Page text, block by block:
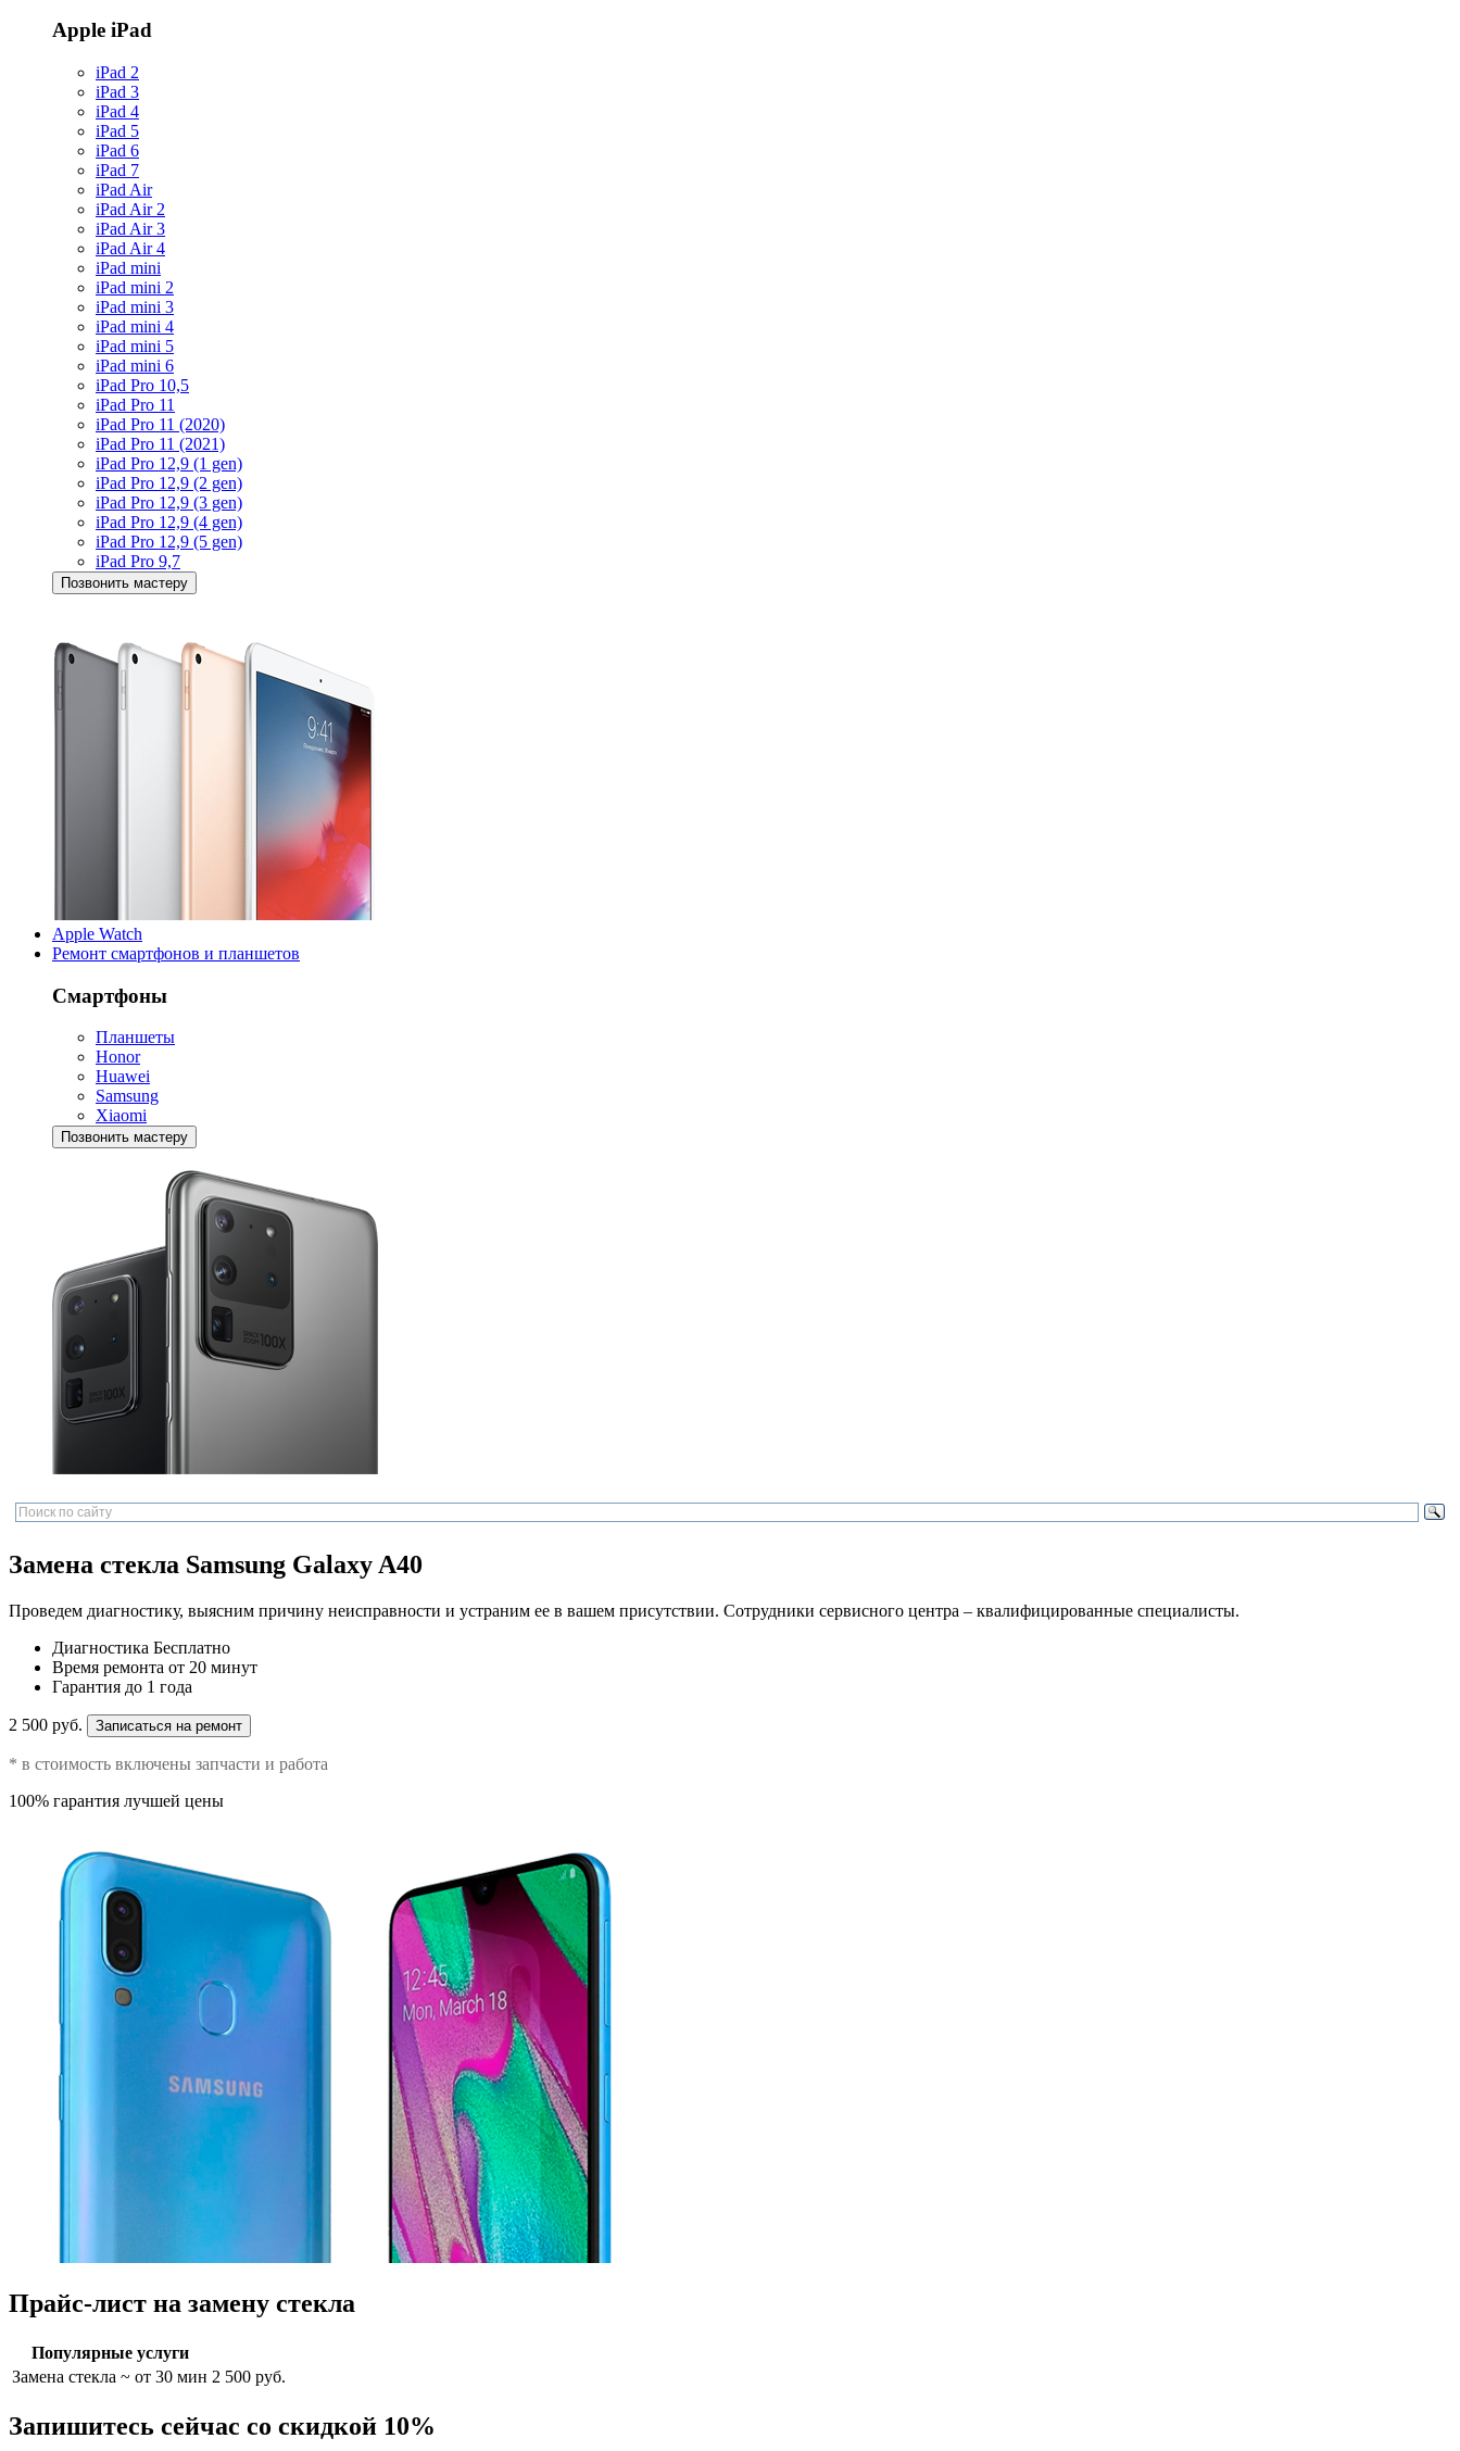
Apple iPad
iPad 2
iPad 3
iPad 4
iPad 5
iPad 6
iPad 7
iPad Air
iPad Air 2
iPad Air 3
iPad Air 4
iPad mini
iPad mini 2
iPad mini 3
iPad mini 4
iPad mini 5
iPad mini 6
iPad Pro 10,5
iPad Pro 11
iPad Pro 11 (2020)
iPad Pro 11 (2021)
iPad Pro 12,9 (1 gen)
iPad Pro 12,9 (2 gen)
iPad Pro 12,9 (3 gen)
iPad Pro 12,9 (4 gen)
iPad Pro 12,9 (5 gen)
iPad Pro 9,7
Позвонить мастеру
Apple Watch
Ремонт смартфонов и планшетов
Смартфоны
Планшеты
Honor
Huawei
Samsung
Xiaomi
Позвонить мастеру
Замена стекла Samsung Galaxy A40
Проведем диагностику, выясним причину неисправности и устраним ее в вашем присутствии. Сотрудники сервисного центра – квалифицированные специалисты.
Диагностика Бесплатно
Время ремонта от 20 минут
Гарантия до 1 года
2 500 руб. Записаться на ремонт
* в стоимость включены запчасти и работа
100% гарантия лучшей цены
Прайс-лист на замену стекла
Популярные услуги
Замена стекла ~ от 30 мин 2 500 руб.
Запишитесь сейчас со скидкой 10%